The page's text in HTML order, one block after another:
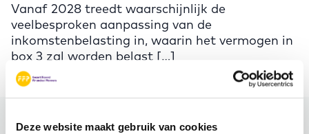
Deze website maakt gebruik van cookies
Vanaf 2028 treedt waarschijnlijk de
veelbesproken aanpassing van de
inkomstenbelasting in, waarin het vermogen in
box 3 zal worden belast […]